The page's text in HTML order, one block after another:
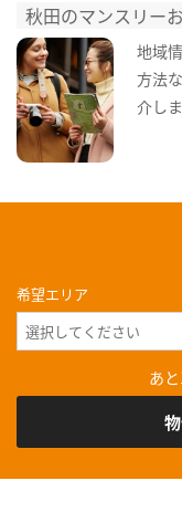
秋田のマンスリー
地域
方法
介しま
希望エリア
あ